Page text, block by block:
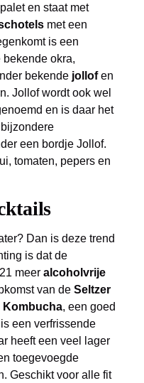
en staat met
met een
is een
okra,
bekende jollofen
Jollof wordt ook wel
en is daar het
een bordje Jollof.
tomaten, pepers en
Dan is deze trend
is dat de
meer alcoholvrije
van de Seltzer
Kombucha, een goed
is een verfrissende
heeft een veel lager
toegevoegde
Geschikt voor alle fit